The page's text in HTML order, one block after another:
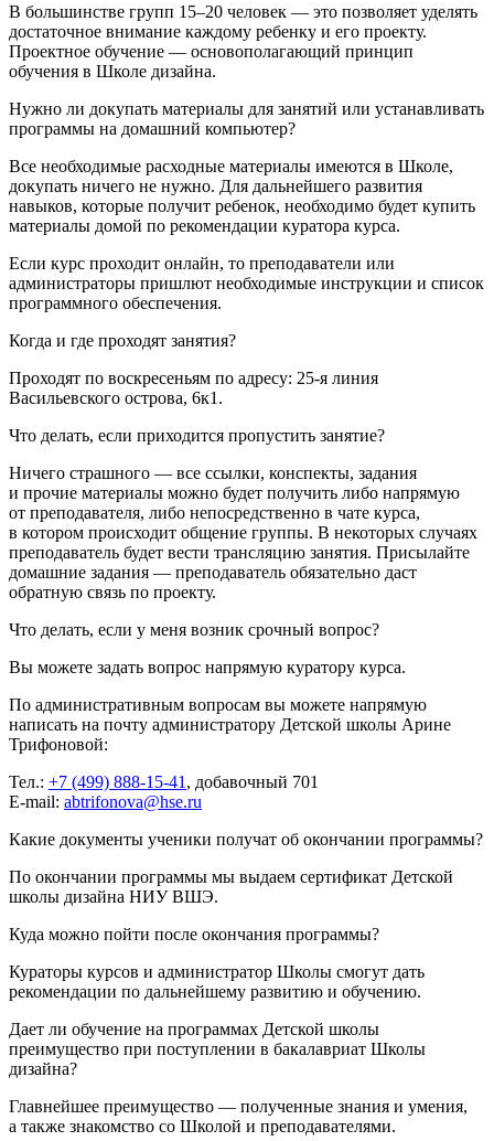
В большинстве групп 15–20 человек — это позволяет уделять
достаточное внимание каждому ребенку и его проекту.
Проектное обучение — основополагающий принцип
обучения в Школе дизайна.
Нужно ли докупать материалы для занятий или устанавливать
программы на домашний компьютер?
Все необходимые расходные материалы имеются в Школе,
докупать ничего не нужно. Для дальнейшего развития
навыков, которые получит ребенок, необходимо будет купить
материалы домой по рекомендации куратора курса.
Если курс проходит онлайн, то преподаватели или
администраторы пришлют необходимые инструкции и список
программного обеспечения.
Когда и где проходят занятия?
Проходят по воскресеньям по адресу: 25-я линия
Васильевского острова, 6к1.
Что делать, если приходится пропустить занятие?
Ничего страшного — все ссылки, конспекты, задания
и прочие материалы можно будет получить либо напрямую
от преподавателя, либо непосредственно в чате курса,
в котором происходит общение группы. В некоторых случаях
преподаватель будет вести трансляцию занятия. Присылайте
домашние задания — преподаватель обязательно даст
обратную связь по проекту.
Что делать, если у меня возник срочный вопрос?
Вы можете задать вопрос напрямую куратору курса.
По административным вопросам вы можете напрямую
написать на почту администратору Детской школы Арине
Трифоновой:
Тел.: +7 (499) 888-15-41 , добавочный 701
E-mail: abtrifonova@hse.ru
Какие документы ученики получат об окончании программы?
По окончании программы мы выдаем сертификат Детской
школы дизайна НИУ ВШЭ.
Куда можно пойти после окончания программы?
Кураторы курсов и администратор Школы смогут дать
рекомендации по дальнейшему развитию и обучению.
Дает ли обучение на программах Детской школы
преимущество при поступлении в бакалавриат Школы
дизайна?
Главнейшее преимущество — полученные знания и умения,
а также знакомство со Школой и преподавателями.